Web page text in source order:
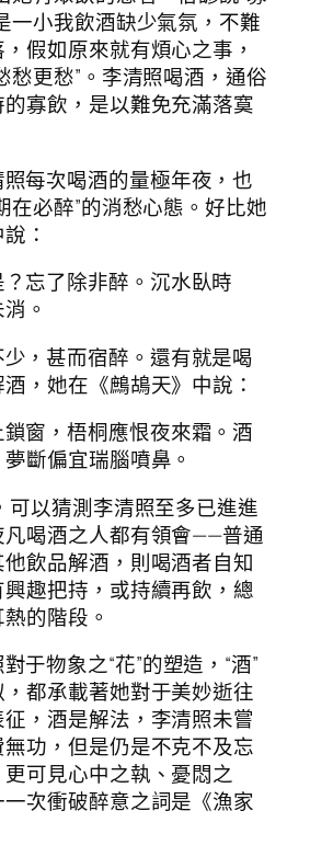
一小我飲酒缺少氣氛，不難
假如原來就有煩心之事，
愁更愁”。李清照喝酒，通俗
寡飲，是以難免充滿落寞
每次喝酒的量極年夜，也
在必醉”的消愁心態。好比她
：
忘了除非醉。沉水臥時
。
，甚而宿醉。還有就是喝
，她在《鷓鴣天》中說：
窗，梧桐應恨夜來霜。酒
斷偏宜瑞腦噴鼻。
可以猜測李清照至多已進進
喝酒之人都有領會——普通
飲品解酒，則喝酒者自知
趣把持，或持續再飲，總
的階段。
于物象之“花”的塑造，“酒”
都承載著她對于美妙逝往
，酒是解法，李清照未嘗
功，但是仍是不克不及忘
可見心中之執、憂悶之
次衝破醉意之詞是《漁家